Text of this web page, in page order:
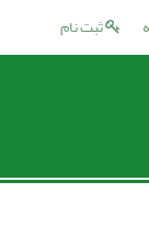
ثبت نام